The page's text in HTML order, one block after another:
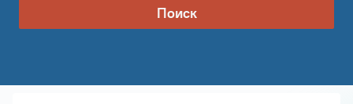
Поиск